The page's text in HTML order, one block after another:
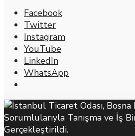
Facebook
Twitter
Instagram
YouTube
LinkedIn
WhatsApp
Window